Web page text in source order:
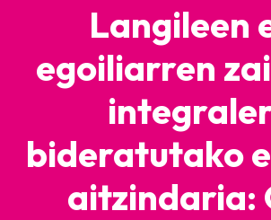
Langileen
egoiliarren
bideratutako
aitzindaria: